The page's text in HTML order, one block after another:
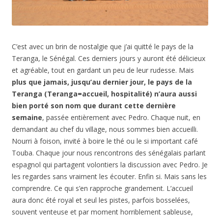
C’est avec un brin de nostalgie que j’ai quitté le pays de la
Teranga, le Sénégal. Ces derniers jours y auront été délicieux
et agréable, tout en gardant un peu de leur rudesse. Mais
plus que jamais, jusqu’au dernier jour, le pays de la
Teranga (Teranga=accueil, hospitalité) n’aura aussi
bien porté son nom que durant cette dernière
semaine, passée entièrement avec Pedro. Chaque nuit, en
demandant au chef du village, nous sommes bien accueilli.
Nourri à foison, invité à boire le thé ou le si important café
Touba. Chaque jour nous rencontrons des sénégalais parlant
espagnol qui partagent volontiers la discussion avec Pedro. Je
les regardes sans vraiment les écouter. Enfin si. Mais sans les
comprendre. Ce qui s’en rapproche grandement. L’accueil
aura donc été royal et seul les pistes, parfois bosselées,
souvent venteuse et par moment horriblement sableuse,